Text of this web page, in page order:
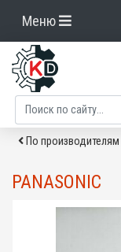
Меню
По производителям
PANASONIC